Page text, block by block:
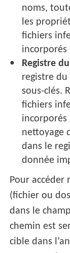
noms,
les
fichiers
incorporés
Registre
registre du
sous-clés.
fichiers
incorporés
nettoyage
dans le
donnée
Pour accéder
(fichier ou
dans le
chemin est
cible dans